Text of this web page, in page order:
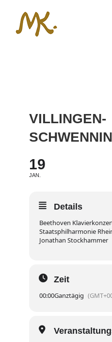
springen
VILLINGEN-
19
JAN.
Details
Beethoven
Staatsphilharmonie
Jonathan Stockhammer
Zeit
00:00Ganztägig